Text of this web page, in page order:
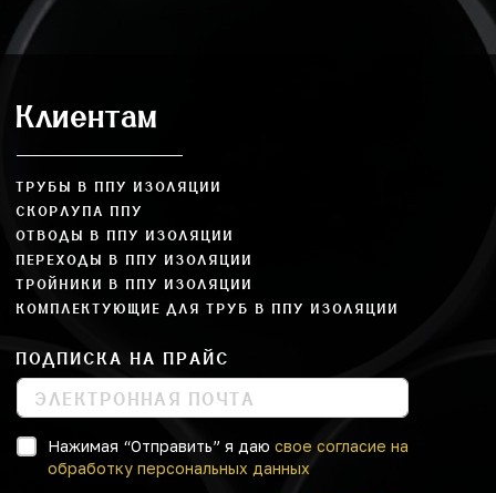
Клиентам
ТРУБЫ В ППУ ИЗОЛЯЦИИ
СКОРЛУПА ППУ
ОТВОДЫ В ППУ ИЗОЛЯЦИИ
ПЕРЕХОДЫ В ППУ ИЗОЛЯЦИИ
ТРОЙНИКИ В ППУ ИЗОЛЯЦИИ
КОМПЛЕКТУЮЩИЕ ДЛЯ ТРУБ В ППУ ИЗОЛЯЦИИ
ПОДПИСКА НА ПРАЙС
Нажимая “Отправить” я даю свое согласие на
обработку персональных данных